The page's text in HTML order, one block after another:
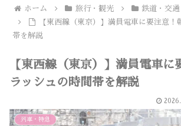
ホーム 旅行・観光 鉄道・交通
【東西線（東京）】満員電車に要注意！
帯を解説
【東西線（東京）】満員電車に
ラッシュの時間帯を解説
列車・特急